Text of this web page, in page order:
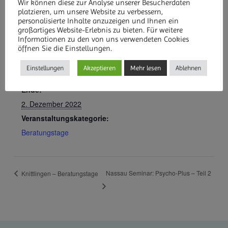
DETAILS
Beginn:
1. Dezember 2022
Ende:
2. Dezember 2022
Veranstaltungskategorie:
Beratungstage
Knittlingen – Beratungstage Nassau Seminar: Psycho-Plus – Teil 2
Wir können diese zur Analyse unserer Besucherdaten
platzieren, um unsere Website zu verbessern,
personalisierte Inhalte anzuzeigen und Ihnen ein
großartiges Website-Erlebnis zu bieten. Für weitere
Informationen zu den von uns verwendeten Cookies
öffnen Sie die Einstellungen.
Einstellungen Akzeptieren Mehr lesen Ablehnen